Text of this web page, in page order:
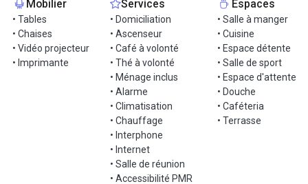
modulables et collaboratifs sont idéaux pour stimuler votre
créativité et favoriser la collaboration. Profitez également des
zones de détente équipées pour la musique, le sport et le repos
afin de vous relaxer.
De nombreux services sont inclus : des boissons chaudes à
volonté, une équipe dynamique à votre service, des opportunités
d'échange et d'apprentissage, une connexion internet haut débit
et illimitée, des imprimantes professionnelles, une boutique
design d'accessoires de bureau, un parking sécurisé, des salles de
réunion high-tech et modulables.
En plus, dans l'espace lyonnais, vous disposez également d'une
Mobilier
• Tables
• Chaises
• Vidéo projecteur
• Imprimante
Services
• Domiciliation
• Ascenseur
• Café à volonté
• Thé à volonté
• Ménage inclus
• Alarme
• Climatisation
• Chauffage
• Interphone
• Internet
• Salle de réunion
• Accessibilité PMR
Espaces
• Salle à manger
• Cuisine
• Espace détente
• Salle de sport
• Espace d'attente
• Douche
• Caféteria
• Terrasse